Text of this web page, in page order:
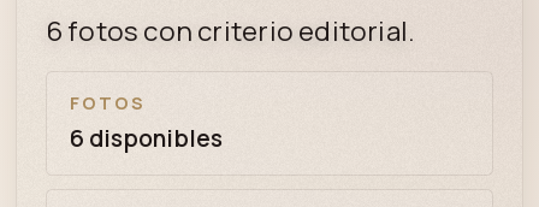
6 fotos con criterio editorial.
FOTOS
6 disponibles